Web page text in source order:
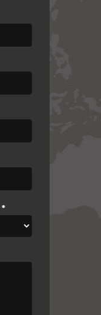
*